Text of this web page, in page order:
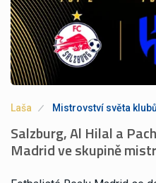
Laša Mistrovství světa klubů
Salzburg, Al Hilal a
Madrid ve skupině